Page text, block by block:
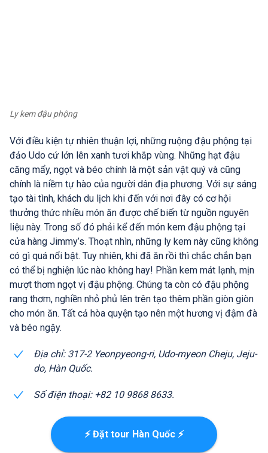
Ly kem đậu phộng
Với điều kiện tự nhiên thuận lợi, những ruộng đậu phộng tại
đảo Udo cứ lớn lên xanh tươi khắp vùng. Những hạt đậu
căng mẩy, ngọt và béo chính là một sản vật quý và cũng
chính là niềm tự hào của người dân địa phương. Với sự sáng
tạo tài tình, khách du lịch khi đến với nơi đây có cơ hội
thưởng thức nhiều món ăn được chế biến từ nguồn nguyên
liệu này. Trong số đó phải kể đến món kem đậu phộng tại
cửa hàng Jimmy’s. Thoạt nhìn, những ly kem này cũng không
có gì quá nổi bật. Tuy nhiên, khi đã ăn rồi thì chắc chắn bạn
có thể bị nghiện lúc nào không hay! Phần kem mát lạnh, mịn
mượt thơm ngọt vị đậu phộng. Chúng ta còn có đậu phộng
rang thơm, nghiền nhỏ phủ lên trên tạo thêm phần giòn giòn
cho món ăn. Tất cả hòa quyện tạo nên một hương vị đậm đà
và béo ngậy.
Địa chỉ: 317-2 Yeonpyeong-ri, Udo-myeon Cheju, Jeju-
do, Hàn Quốc.
Số điện thoại: +82 10 9868 8633.
⚡ Đặt tour Hàn Quốc ⚡